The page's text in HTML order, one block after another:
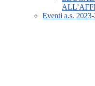
Eventi a.s.